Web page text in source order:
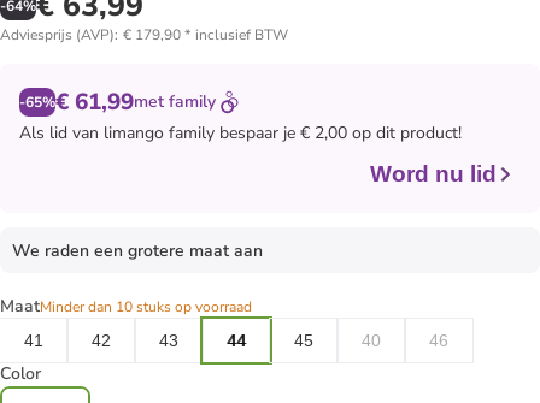
-64%
Adviesprijs (AVP): € 179,90* inclusief BTW
-65%€ 61,99met family
Als lid van limango family bespaar je € 2,00 op dit product!
Word nu lid
We raden een grotere maat aan
MaatMinder dan 10 stuks op voorraad
41
42 43 44 45 40 46
Color